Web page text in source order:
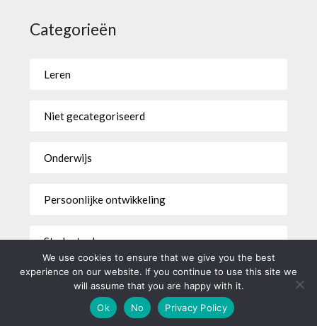
Categorieën
Leren
Niet gecategoriseerd
Onderwijs
Persoonlijke ontwikkeling
Studentenleven
©2026 ikbenstudent.be| WordPress Theme by
WordPress Themes
We use cookies to ensure that we give you the best
experience on our website. If you continue to use this site we
will assume that you are happy with it.
Ok
No Privacy Policy